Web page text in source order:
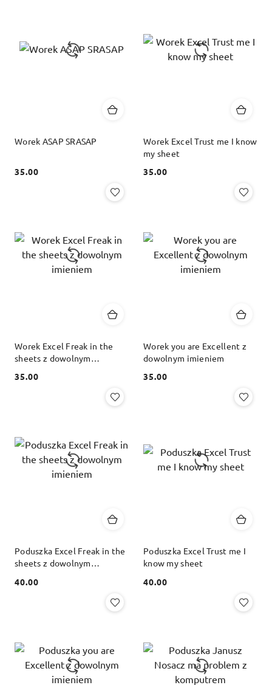
Worek ASAP SRASAP
Cena:
35.00
Worek Excel Trust me I know
my sheet
Cena:
35.00
Worek Excel Freak in the
sheets z dowolnym
Cena:
35.00
Worek you are Excellent z
dowolnym imieniem
Cena:
35.00
Poduszka Excel Freak in the
sheets z dowolnym
Cena:
40.00
Poduszka Excel Trust me I
know my sheet
Cena:
40.00